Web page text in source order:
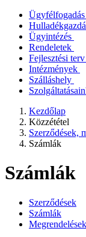
Ügyfélfogadás
Ügyintézés
Rendeletek
Fejlesztési terv
Intézmények
Szálláshely
Kezdőlap
Közzététel
Szerződések,
Számlák
Számlák
Szerződések
Számlák
Megrendelések